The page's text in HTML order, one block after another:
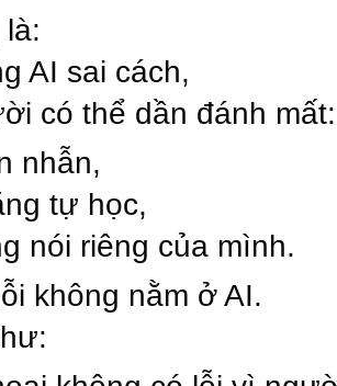
AI sai cách,
có thể dần đánh mất:
nhẫn,
tự học,
nói riêng của mình.
không nằm ở AI.